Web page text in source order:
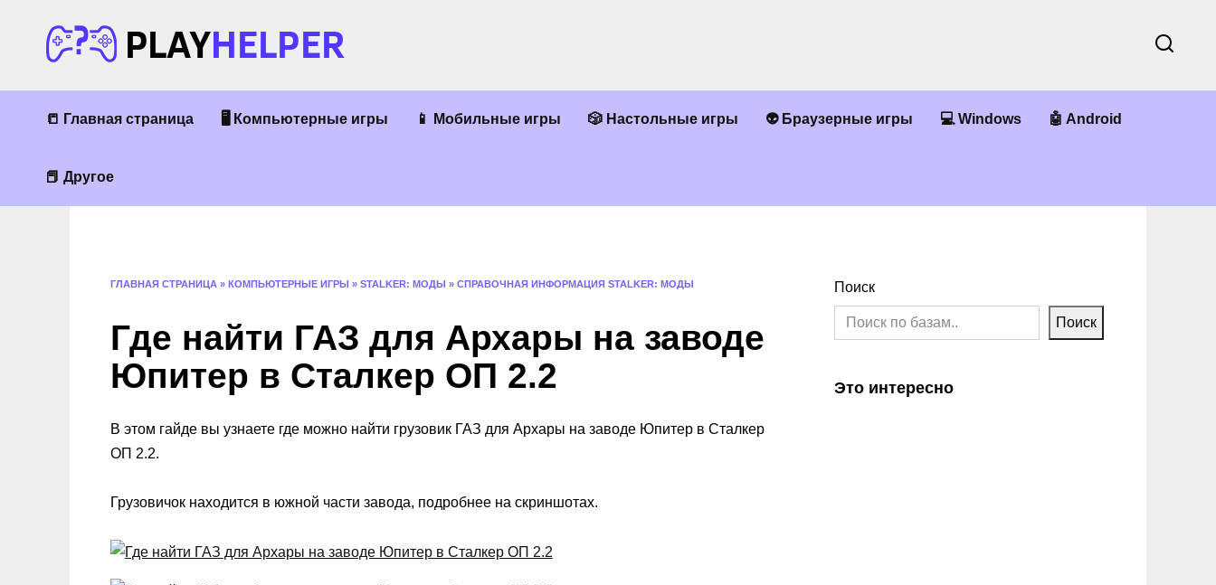
содержанию
📒 Главная страница 🖥 Компьютерные игры 📱 Мобильные игры 🎲 Настольные игры 👽 Браузерные игры 💻 Windows 🤖 Android
📕 Другое
ГЛАВНАЯ СТРАНИЦА » КОМПЬЮТЕРНЫЕ ИГРЫ » STALKER: МОДЫ » СПРАВОЧНАЯ ИНФОРМАЦИЯ STALKER: МОДЫ
Где найти ГАЗ для Архары на заводе
Юпитер в Сталкер ОП 2.2
В этом гайде вы узнаете где можно найти грузовик ГАЗ для Архары на заводе Юпитер в Сталкер
ОП 2.2.
Грузовичок находится в южной части завода, подробнее на скриншотах.
Поиск
Поиск
Это интересно